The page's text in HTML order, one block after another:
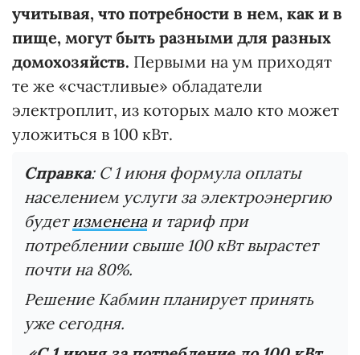
учитывая, что потребности в нем, как и в
пище, могут быть разными для разных
домохозяйств. Первыми на ум приходят
те же «счастливые» обладатели
электроплит, из которых мало кто может
уложиться в 100 кВт.
Справка: С 1 июня формула оплаты
населением услуги за электроэнергию
будет измененаи тариф при
потреблении свыше 100 кВт вырастет
почти на 80%.
Решение Кабмин планирует принять
уже сегодня.